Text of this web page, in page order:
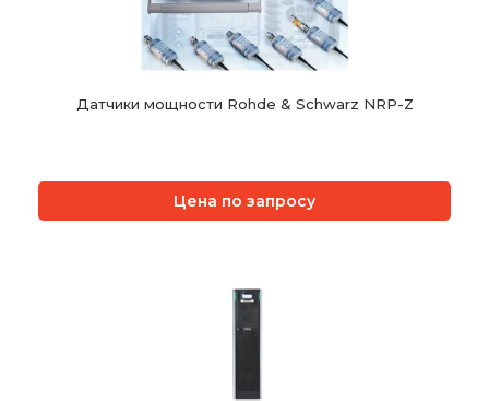
Датчики мощности Rohde & Schwarz NRP-Z
Цена по запросу